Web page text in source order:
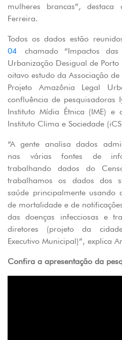
mulheres brancas”, destaca
Ferreira.
Todos os dados estão
04 chamado “Impactos
Urbanização Desigual de Porto
oitavo estudo da Associação
Projeto Amazônia Legal
confluência de
Instituto Mídia Étnica (IME) e
Instituto Clima e Sociedade
“A gente analisa dados
nas várias fontes de
trabalhando dados do
trabalhamos os dados dos
saúde principalmente usando
de mortalidade e de
das doenças infecciosas e
diretores (projeto da
Executivo Municipal)”, explica
Confira a apresentação da